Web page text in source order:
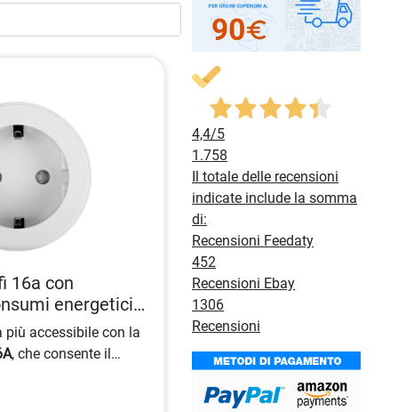
16a con
energetici
più accessibile con la
, che consente il
attraverso
4,4/5
1.758
Il totale delle recensioni
indicate include la somma
di:
Recensioni Feedaty
452
Recensioni Ebay
1306
Recensioni